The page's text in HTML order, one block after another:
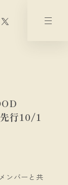
行10/1
ンバーと共